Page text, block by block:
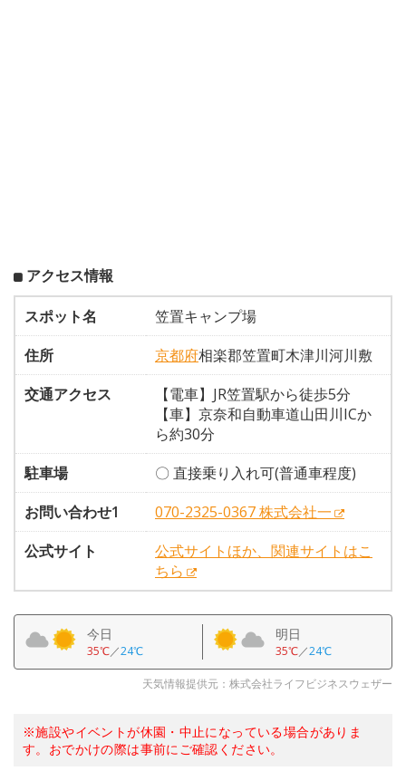
アクセス情報
スポット名
笠置キャンプ場
住所
京都府相楽郡笠置町木津川河川敷
交通アクセス
【電車】JR笠置駅から徒歩5分
【車】京奈和自動車道山田川ICか
ら約30分
駐車場
〇 直接乗り入れ可(普通車程度)
お問い合わせ1
070-2325-0367 株式会社一
公式サイト
公式サイトほか、関連サイトはこ
ちら
今日
35℃／24℃
明日
35℃／24℃
天気情報提供元：株式会社ライフビジネスウェザー
※施設やイベントが休園・中止になっている場合がありま
す。おでかけの際は事前にご確認ください。